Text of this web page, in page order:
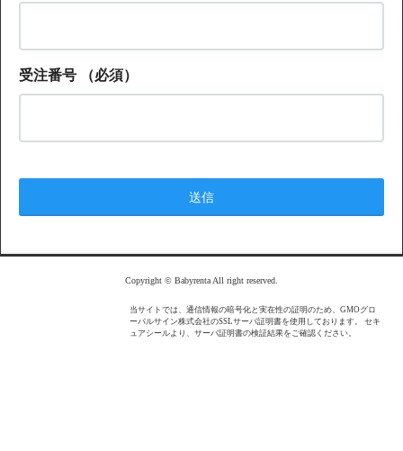
受注番号 （必須）
Copyright © Babyrenta All right reserved.
当サイトでは、通信情報の暗号化と実在性の証明のため、GMOグロ
ーバルサイン株式会社のSSLサーバ証明書を使用しております。 セキ
ュアシールより、サーバ証明書の検証結果をご確認ください。